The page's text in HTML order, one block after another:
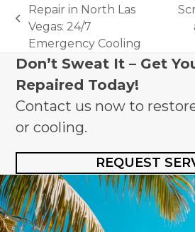
previous
post:
Repair in North Las
Vegas: 24/7
Emergency Cooling
Don’t Sweat It – Get
Repaired Today!
Contact us now to
or cooling.
REQUEST